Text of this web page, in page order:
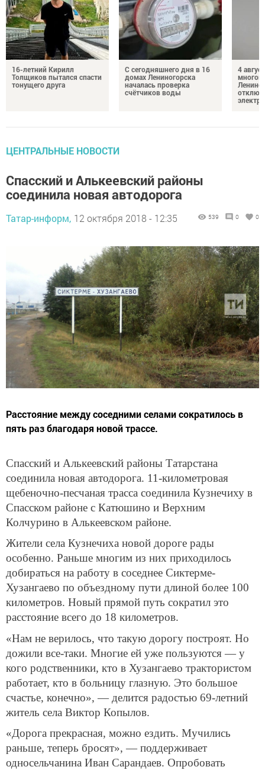
16-летний Кирилл
Толщиков пытался спасти
тонущего друга
С сегодняшнего дня в 16
домах Лениногорска
началась проверка
счётчиков воды
4
ЦЕНТРАЛЬНЫЕ НОВОСТИ
Спасский и Алькеевский районы
соединила новая автодорога
Татар-информ, 12 октября 2018 - 12:35 539 0 0
Расстояние между соседними селами сократилось в
пять раз благодаря новой трассе.
Спасский и Алькеевский районы Татарстана
соединила новая автодорога. 11-километровая
щебеночно-песчаная трасса соединила Кузнечиху в
Спасском районе с Катюшино и Верхним
Колчурино в Алькеевском районе.
Жители села Кузнечиха новой дороге рады
особенно. Раньше многим из них приходилось
добираться на работу в соседнее Сиктерме-
Хузангаево по объездному пути длиной более 100
километров. Новый прямой путь сократил это
расстояние всего до 18 километров.
«Нам не верилось, что такую дорогу построят. Но
дожили все-таки. Многие ей уже пользуются — у
кого родственники, кто в Хузангаево трактористом
работает, кто в больницу глазную. Это большое
счастье, конечно», — делится радостью 69-летний
житель села Виктор Копылов.
«Дорога прекрасная, можно ездить. Мучились
раньше, теперь бросят», — поддерживает
односельчанина Иван Сарандаев. Опробовать